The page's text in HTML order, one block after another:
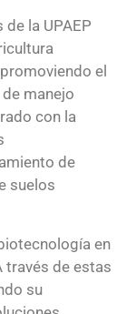
la UPAEP
el
manejo
con la
de
suelos
en
través de estas
su